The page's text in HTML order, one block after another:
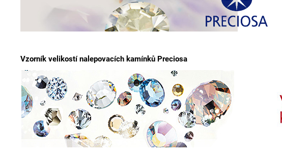
Vzorník velikostí nalepovacích kamínků Preciosa